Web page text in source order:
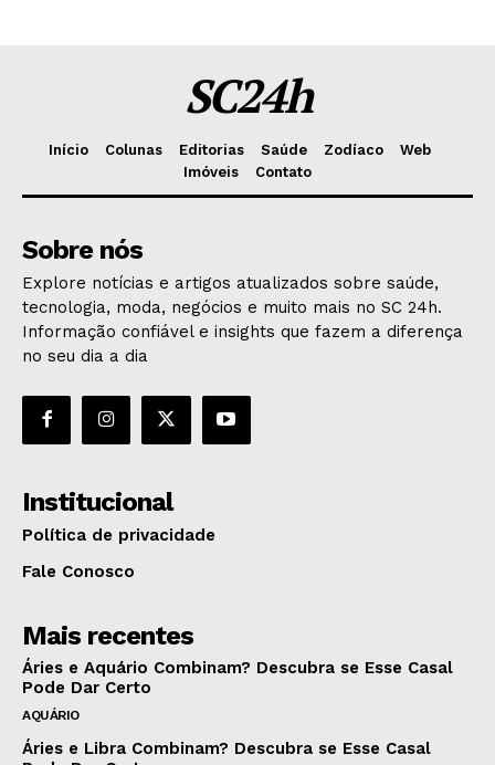
SC24h
Início Colunas Editorias Saúde Zodíaco
Web
Imóveis
Contato
Sobre nós
Explore notícias e artigos atualizados sobre saúde,
tecnologia, moda, negócios e muito mais no SC 24h.
Informação confiável e insights que fazem a diferença
no seu dia a dia
Institucional
Política de privacidade
Fale Conosco
Mais recentes
Áries e Aquário Combinam? Descubra se Esse Casal
Pode Dar Certo
AQUÁRIO
Áries e Libra Combinam? Descubra se Esse Casal